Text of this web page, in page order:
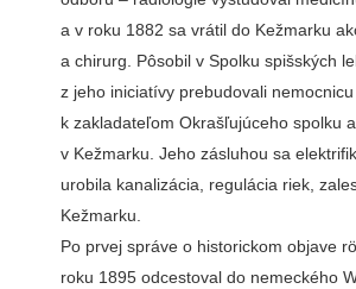
a v roku 1882 sa vrátil do Kežmarku
a chirurg. Pôsobil v Spolku spišských
z jeho iniciatívy prebudovali
k zakladateľom Okrašľujúceho spolku
v Kežmarku. Jeho zásluhou sa
urobila kanalizácia, regulácia riek,
Kežmarku.
Po prvej správe o historickom objave
roku 1895 odcestoval do nemeckého